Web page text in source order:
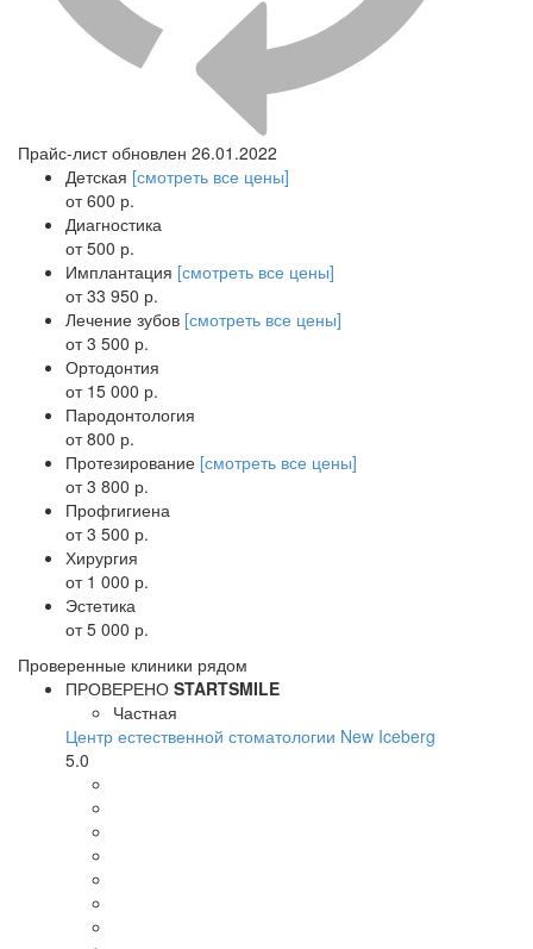
Прайс-лист обновлен 26.01.2022
Детская [смотреть все цены]
от 600 р.
Диагностика
от 500 р.
Имплантация [смотреть все цены]
от 33 950 р.
Лечение зубов [смотреть все цены]
от 3 500 р.
Ортодонтия
от 15 000 р.
Пародонтология
от 800 р.
Протезирование [смотреть все цены]
от 3 800 р.
Профгигиена
от 3 500 р.
Хирургия
от 1 000 р.
Эстетика
от 5 000 р.
Проверенные клиники рядом
ПРОВЕРЕНО STARTSMILE
Частная
Центр естественной стоматологии New Iceberg
5.0